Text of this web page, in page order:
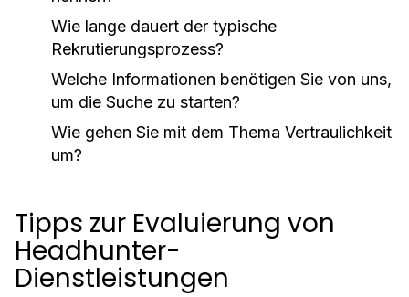
Wie lange dauert der typische
Rekrutierungsprozess?
Welche Informationen benötigen Sie von uns,
um die Suche zu starten?
Wie gehen Sie mit dem Thema Vertraulichkeit
um?
Tipps zur Evaluierung von
Headhunter-
Dienstleistungen